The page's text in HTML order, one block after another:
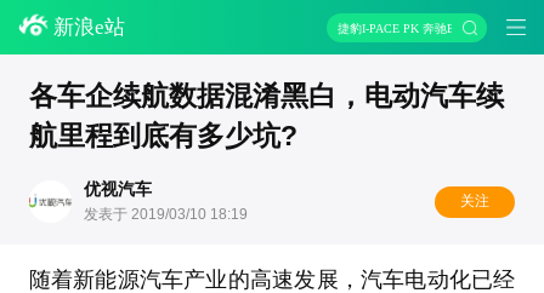
新浪e站 捷豹I-PACE PK 奔驰EQC
各车企续航数据混淆黑白，电动汽车续
航里程到底有多少坑?
优视汽车
发表于 2019/03/10 18:19
关注
随着新能源汽车产业的高速发展，汽车电动化已经